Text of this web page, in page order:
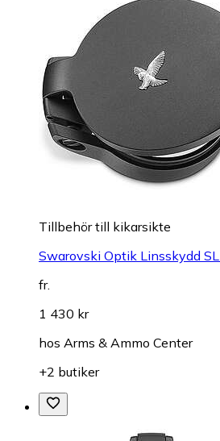
Tillbehör till kikarsikte
Swarovski Optik Linsskydd
fr.
1 430 kr
hos Arms & Ammo Center
+2 butiker